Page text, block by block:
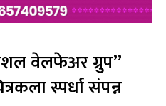
वेलफेअर ग्रुप”
स्पर्धा संपन्न